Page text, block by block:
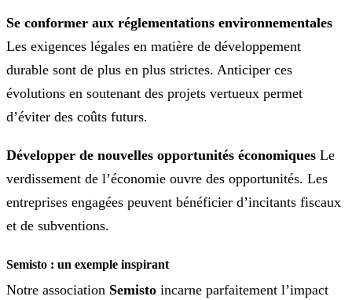
Se conformer aux réglementations environnementales
Les exigences légales en matière de développement
durable sont de plus en plus strictes. Anticiper ces
évolutions en soutenant des projets vertueux permet
d’éviter des coûts futurs.
Développer de nouvelles opportunités économiques Le
verdissement de l’économie ouvre des opportunités. Les
entreprises engagées peuvent bénéficier d’incitants fiscaux
et de subventions.
Semisto : un exemple inspirant
Notre association Semisto incarne parfaitement l’impact